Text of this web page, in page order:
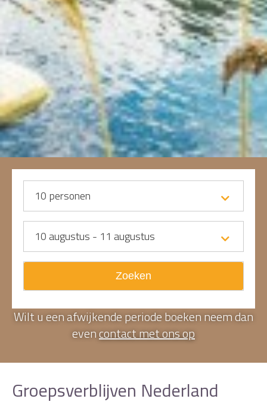
10 personen
10 augustus - 11 augustus
Zoeken
Wilt u een afwijkende periode boeken neem dan
evencontact met ons op
Groepsverblijven Nederland